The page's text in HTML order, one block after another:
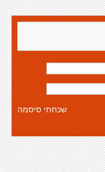
שכחתי סיסמה